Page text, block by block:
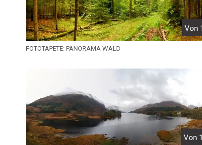
Von
FOTOTAPETE: PANORAMA WALD
Von